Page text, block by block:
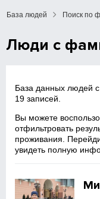
База людей Поиск по
Люди с
База данных людей
19 записей.
Вы можете
отфильтровать
проживания.
увидеть полную